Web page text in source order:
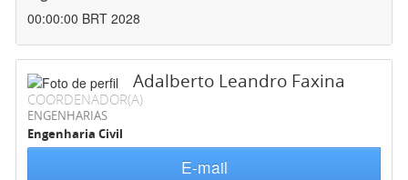
00:00:00 BRT 2028
Adalberto Leandro Faxina
COORDENADOR(A)
ENGENHARIAS
Engenharia Civil
E-mail